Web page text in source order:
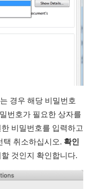
경우 해당 비밀번호
번호가 필요한 상자를
비밀번호를 입력하고
택 취소하십시오. 확인
것인지 확인합니다.